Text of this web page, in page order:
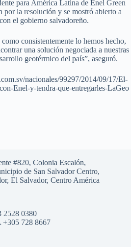
para América Latina de Enel Green
por la resolución y se mostró abierto a
el gobierno salvadoreño.
consistentemente lo hemos hecho,
una solución negociada a nuestras
geotérmico del país”, aseguró.
nacionales/99297/2014/09/17/El-
Enel-y-tendra-que-entregarles-LaGeo
#820, Colonia Escalón,
de San Salvador Centro,
El Salvador, Centro América
2528 0380
728 8667